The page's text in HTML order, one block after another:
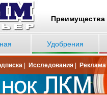
Преимущества
Удобрения
Исследования Реклама